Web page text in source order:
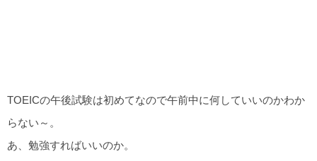
TOEICの午後試験は初めてなので午前中に何していいのかわか
らない～。
あ、勉強すればいいのか。